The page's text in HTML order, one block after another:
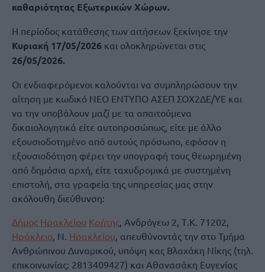
καθαριότητας Εξωτερικών Χώρων.
Η περίοδος κατάθεσης των αιτήσεων ξεκίνησε την
Κυριακή 17/05/2026 και ολοκληρώνεται στις
26/05/2026.
Οι ενδιαφερόμενοι καλούνται να συμπληρώσουν την
αίτηση με κωδικό ΝΕΟ ΕΝΤΥΠΟ ΑΣΕΠ ΣΟΧ2ΔΕ/ΥΕ και
να την υποβάλουν μαζί με τα απαιτούμενα
δικαιολογητικά είτε αυτοπροσώπως, είτε με άλλο
εξουσιοδοτημένο από αυτούς πρόσωπο, εφόσον η
εξουσιοδότηση φέρει την υπογραφή τους θεωρημένη
από δημόσια αρχή, είτε ταχυδρομικά με συστημένη
επιστολή, στα γραφεία της υπηρεσίας μας στην
ακόλουθη διεύθυνση:
Δήμος Ηρακλείου Κρήτης, Ανδρόγεω 2, Τ.Κ. 71202,
Ηράκλειο, Ν. Ηρακλείου, απευθύνοντάς την στο Τμήμα
Ανθρώπινου Δυναμικού, υπόψη κας Βλαχάκη Νίκης (τηλ.
επικοινωνίας: 2813409427) και Αθανασάκη Ευγενίας